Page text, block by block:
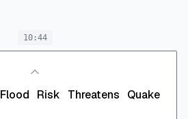
10:44
Flood Risk Threatens Quake